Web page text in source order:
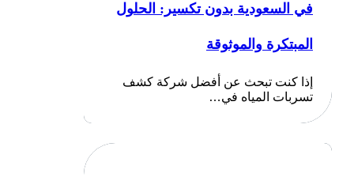
في السعودية بدون تكسير: الحلول
المبتكرة والموثوقة
إذا كنت تبحث عن أفضل شركة كشف
تسربات المياه في…